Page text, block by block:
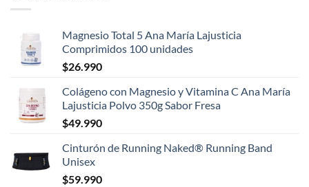
Magnesio Total 5 Ana María Lajusticia
Comprimidos 100 unidades
$26.990
Colágeno con Magnesio y Vitamina C Ana María
Lajusticia Polvo 350g Sabor Fresa
$49.990
Cinturón de Running Naked® Running Band
Unisex
$59.990